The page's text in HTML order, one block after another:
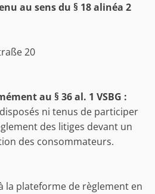
au sens du § 18 alinéa 2
20
au § 36 al. 1 VSBG :
ni tenus de participer
des litiges devant un
des consommateurs.
la plateforme de règlement en